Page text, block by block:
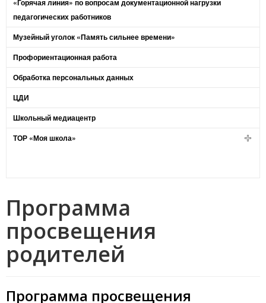
«Горячая линия» по вопросам документационной нагрузки
педагогических работников
Музейный уголок «Память сильнее времени»
Профориентационная работа
Обработка персональных данных
ЦДИ
Школьный медиацентр
ТОР «Моя школа»
Программа
просвещения
родителей
Программа просвещения